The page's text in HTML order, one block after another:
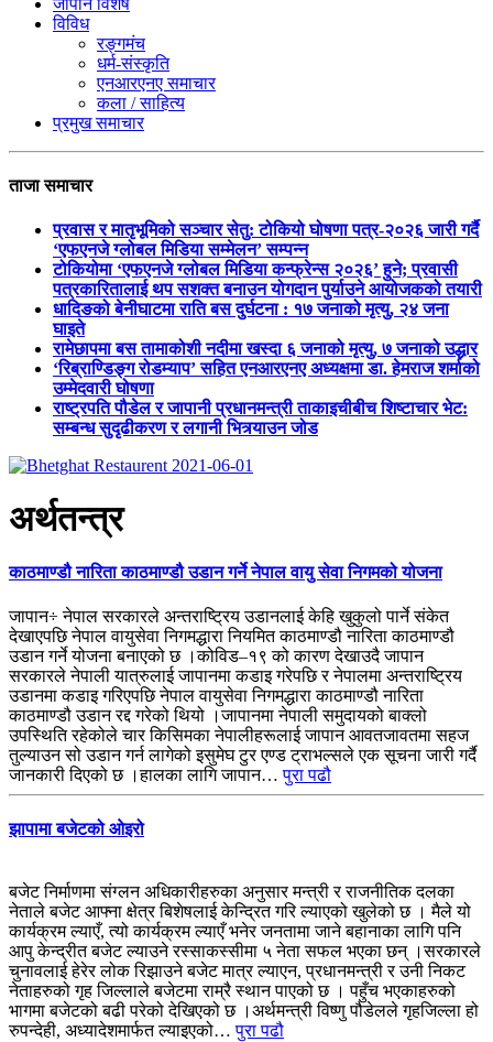
जापान विशेष
विविध
रङ्गमंच
धर्म-संस्कृति
एनआरएनए समाचार
कला / साहित्य
प्रमुख समाचार
ताजा समाचार
प्रवास र मातृभूमिको सञ्चार सेतु: टोकियो घोषणा पत्र-२०२६ जारी गर्दै
‘एफएनजे ग्लोबल मिडिया सम्मेलन’ सम्पन्न
टोकियोमा ‘एफएनजे ग्लोबल मिडिया कन्फ्रेन्स २०२६’ हुने; प्रवासी
पत्रकारितालाई थप सशक्त बनाउन योगदान पुर्याउने आयोजकको तयारी
धादिङको बेनीघाटमा राति बस दुर्घटना : १७ जनाको मृत्यु, २४ जना
घाइते
रामेछापमा बस तामाकोशी नदीमा खस्दा ६ जनाको मृत्यु, ७ जनाको उद्धार
‘रिब्राण्डिङ्ग रोडम्याप’ सहित एनआरएनए अध्यक्षमा डा. हेमराज शर्माको
उम्मेदवारी घोषणा
राष्ट्रपति पौडेल र जापानी प्रधानमन्त्री ताकाइचीबीच शिष्टाचार भेट:
सम्बन्ध सुदृढीकरण र लगानी भित्र्याउन जोड
अर्थतन्त्र
काठमाण्डौ नारिता काठमाण्डौ उडान गर्ने नेपाल वायु सेवा निगमको योजना
जापान÷ नेपाल सरकारले अन्तराष्ट्रिय उडानलाई केहि खुकुलो पार्ने संकेत
देखाएपछि नेपाल वायुसेवा निगमद्धारा नियमित काठमाण्डौ नारिता काठमाण्डौ
उडान गर्ने योजना बनाएको छ ।कोविड–१९ को कारण देखाउदै जापान
सरकारले नेपाली यात्रुलाई जापानमा कडाइ गरेपछि र नेपालमा अन्तराष्ट्रिय
उडानमा कडाइ गरिएपछि नेपाल वायुसेवा निगमद्धारा काठमाण्डौ नारिता
काठमाण्डौ उडान रद्द गरेको थियो ।जापानमा नेपाली समुदायको बाक्लो
उपस्थिति रहेकोले चार किसिमका नेपालीहरूलाई जापान आवतजावतमा सहज
तुल्याउन सो उडान गर्न लागेको इसुमेघ टुर एण्ड ट्राभल्सले एक सूचना जारी गर्दै
जानकारी दिएको छ ।हालका लागि जापान…पुरा पढौ
झापामा बजेटको ओइरो
बजेट निर्माणमा संग्लन अधिकारीहरुका अनुसार मन्त्री र राजनीतिक दलका
नेताले बजेट आफ्ना क्षेत्र बिशेषलाई केन्द्रित गरि ल्याएको खुलेको छ । मैले यो
कार्यक्रम ल्याएँ, त्यो कार्यक्रम ल्याएँ भनेर जनतामा जाने बहानाका लागि पनि
आपु केन्द्रीत बजेट ल्याउने रस्साकस्सीमा ५ नेता सफल भएका छन् ।सरकारले
चुनावलाई हेरेर लोक रिझाउने बजेट मात्र ल्याएन, प्रधानमन्त्री र उनी निकट
नेताहरुको गृह जिल्लाले बजेटमा राम्रै स्थान पाएको छ । पहुँच भएकाहरुको
भागमा बजेटको बढी परेको देखिएको छ ।अर्थमन्त्री विष्णु पौडेलले गृहजिल्ला हो
रुपन्देही, अध्यादेशमार्फत ल्याइएको…पुरा पढौ